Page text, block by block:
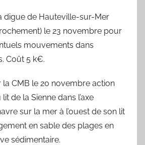
digue de Hauteville-sur-Mer
le 23 novembre pour
mouvements dans
Coût 5 k€.
la CMB le 20 novembre action
de la Sienne dans l’axe
sur la mer à l’ouest de son lit
en sable des plages en
sédimentaire.